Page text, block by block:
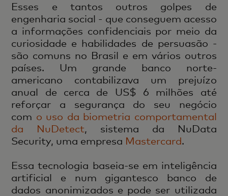
Esses e tantos outros golpes de
engenharia social - que conseguem acesso
a informações confidenciais por meio da
curiosidade e habilidades de persuasão -
são comuns no Brasil e em vários outros
países. Um grande banco norte-
americano contabilizava um prejuízo
anual de cerca de US$ 6 milhões até
reforçar a segurança do seu negócio
com o uso da biometria comportamental
da NuDetect, sistema da NuData
Security, uma empresa Mastercard.
Essa tecnologia baseia-se em inteligência
artificial e num gigantesco banco de
dados anonimizados e pode ser utilizada